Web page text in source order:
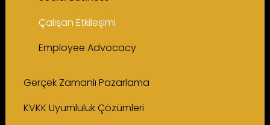
Çalışan Etkileşimi
Employee Advocacy
Gerçek Zamanlı Pazarlama
KVKK Uyumluluk Çözümleri